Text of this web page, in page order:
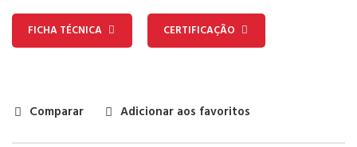
FICHA TÉCNICA CERTIFICAÇÃO
Comparar Adicionar aos favoritos